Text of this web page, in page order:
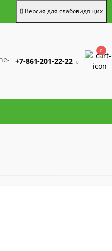
Версия для слабовидящих
+7-861-201-22-22
0